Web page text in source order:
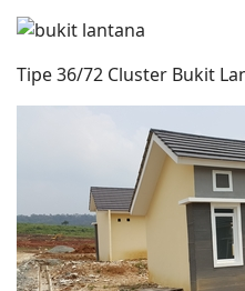
Tipe 36/72 Cluster Bukit